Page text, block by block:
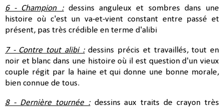
6 - Champion :dessins anguleux et sombres dans une
histoire où c'est un va-et-vient constant entre passé et
présent, pas très crédible en terme d'alibi
7 - Contre tout alibi :dessins précis et travaillés, tout en
noir et blanc dans une histoire où il est question d'un vieux
couple régit par la haine et qui donne une bonne morale,
bien connue de tous.
8 - Dernière tournée :dessins aux traits de crayon très